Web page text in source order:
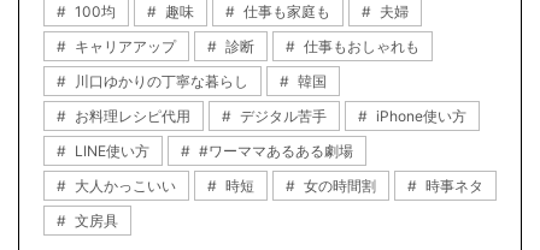
100均
趣味 仕事も家庭も
夫婦
キャリアアップ
診断
仕事もおしゃれも
川口ゆかりの丁寧な暮らし
韓国
お料理レシピ代用
デジタル苦手
iPhone使い方
LINE使い方
#ワーママあるある劇場
大人かっこいい
時短 女の時間割
時事ネタ
文房具